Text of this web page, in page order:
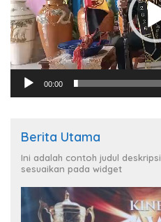
00:00
Berita Utama
Ini adalah contoh judul
sesuaikan pada widget